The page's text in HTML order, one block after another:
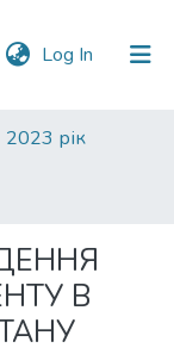
Log In (current)
2023 рік
В